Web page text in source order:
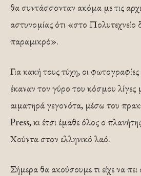
θα συντάσσονταν ακόμα με τις
αστυνομίας ότι «στο Πολυτεχνείο
παραμικρό».
Για κακή τους τύχη, οι
έκαναν τον γύρο του κόσμου λίγες
αιματηρά γεγονότα, μέσω του
Press, κι έτσι έμαθε όλος ο πλανήτης
Χούντα στον ελληνικό λαό.
Σήμερα θα ακούσουμε τι είχε να πει